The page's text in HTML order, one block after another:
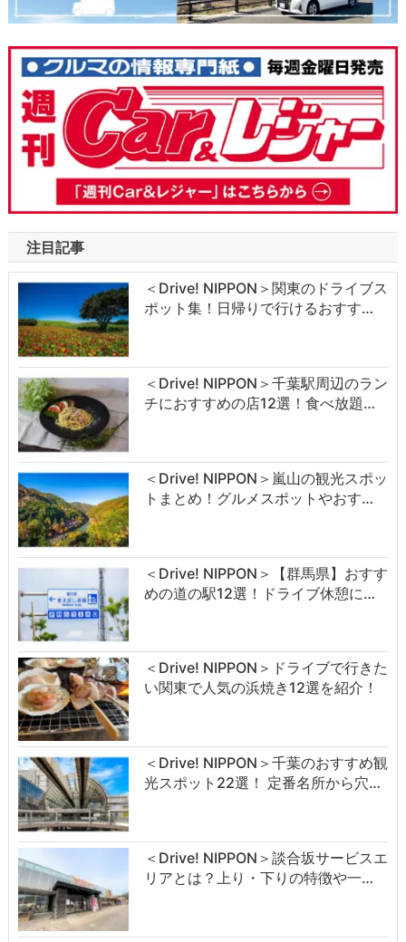
注目記事
＜Drive! NIPPON＞関東のドライブス
ポット集！日帰りで行けるおすす…
＜Drive! NIPPON＞千葉駅周辺のラン
チにおすすめの店12選！食べ放題…
＜Drive! NIPPON＞嵐山の観光スポッ
トまとめ！グルメスポットやおす…
＜Drive! NIPPON＞【群馬県】おすす
めの道の駅12選！ドライブ休憩に…
＜Drive! NIPPON＞ドライブで行きた
い関東で人気の浜焼き12選を紹介！
＜Drive! NIPPON＞千葉のおすすめ観
光スポット22選！ 定番名所から穴…
＜Drive! NIPPON＞談合坂サービスエ
リアとは？上り・下りの特徴や一…